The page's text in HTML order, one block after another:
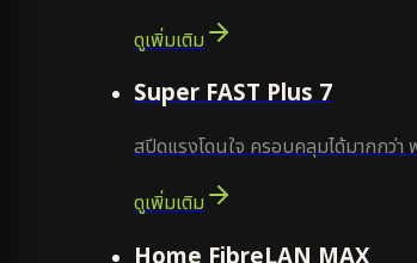
ดูเพิ่มเติม
Super FAST Plus 7
สปีดแรงโดนใจ ครอบคลุมได้มากกว่
ดูเพิ่มเติม